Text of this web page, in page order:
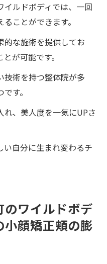
ルドボディでは、一回
ことができます。
的な施術を提供してお
が可能です。
技術を持つ整体院が多
す。
、美人度を一気にUPさ
自分に生まれ変わるチ
ワイルドボデ
顔矯正頬の膨